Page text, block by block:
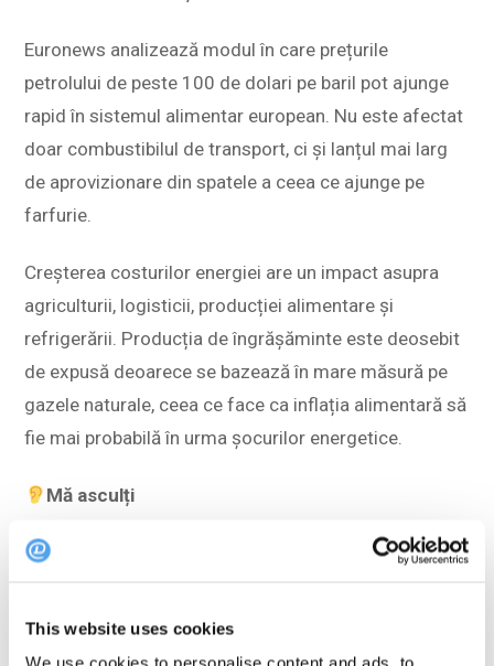
This website uses cookies
Euronews analizează modul în care prețurile
petrolului de peste 100 de dolari pe baril pot ajunge
rapid în sistemul alimentar european. Nu este afectat
doar combustibilul de transport, ci și lanțul mai larg
de aprovizionare din spatele a ceea ce ajunge pe
farfurie.
Creșterea costurilor energiei are un impact asupra
agriculturii, logisticii, producției alimentare și
refrigerării. Producția de îngrășăminte este deosebit
de expusă deoarece se bazează în mare măsură pe
gazele naturale, ceea ce face ca inflația alimentară să
fie mai probabilă în urma șocurilor energetice.
Mă asculți
Creșterea prețului petrolului nu afectează
în timp prin intermediul furnizorilor.